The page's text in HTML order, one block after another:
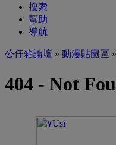
搜索
幫助
導航
公仔箱論壇 » 動漫貼圖區